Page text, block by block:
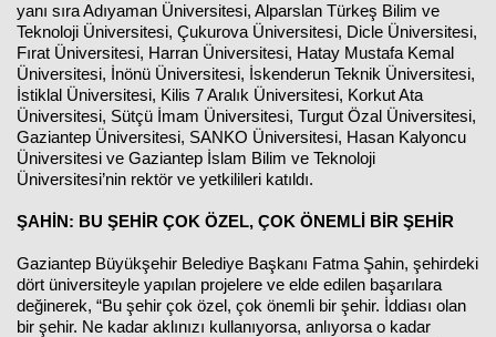
yanı sıra Adıyaman Üniversitesi, Alparslan Türkeş Bilim ve
Teknoloji Üniversitesi, Çukurova Üniversitesi, Dicle Üniversitesi,
Fırat Üniversitesi, Harran Üniversitesi, Hatay Mustafa Kemal
Üniversitesi, İnönü Üniversitesi, İskenderun Teknik Üniversitesi,
İstiklal Üniversitesi, Kilis 7 Aralık Üniversitesi, Korkut Ata
Üniversitesi, Sütçü İmam Üniversitesi, Turgut Özal Üniversitesi,
Gaziantep Üniversitesi, SANKO Üniversitesi, Hasan Kalyoncu
Üniversitesi ve Gaziantep İslam Bilim ve Teknoloji
Üniversitesi’nin rektör ve yetkilileri katıldı.
ŞAHİN: BU ŞEHİR ÇOK ÖZEL, ÇOK ÖNEMLİ BİR ŞEHİR
Gaziantep Büyükşehir Belediye Başkanı Fatma Şahin, şehirdeki
dört üniversiteyle yapılan projelere ve elde edilen başarılara
değinerek, “Bu şehir çok özel, çok önemli bir şehir. İddiası olan
bir şehir. Ne kadar aklınızı kullanıyorsa, anlıyorsa o kadar